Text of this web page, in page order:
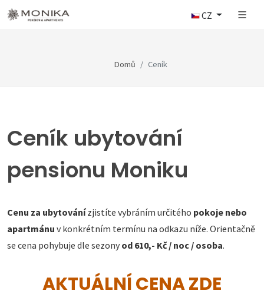
CZ
Domů Ceník
Ceník ubytování
pensionu Moniku
Cenu za ubytovánízjistíte vybráním určitého pokoje nebo
apartmánu v konkrétním termínu na odkazu níže. Orientačně
se cena pohybuje dle sezony od 610,- Kč / noc / osoba.
AKTUÁLNÍ CENA ZDE